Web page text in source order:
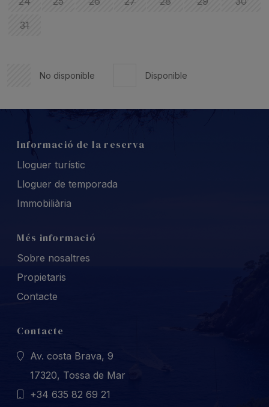
31
No disponible Disponible
Informació de la reserva
Lloguer turístic
Lloguer de temporada
Immobiliària
Més informació
Sobre nosaltres
Propietaris
Contacte
Contacte
Av. costa Brava, 9
17320, Tossa de Mar
+34 635 82 69 21